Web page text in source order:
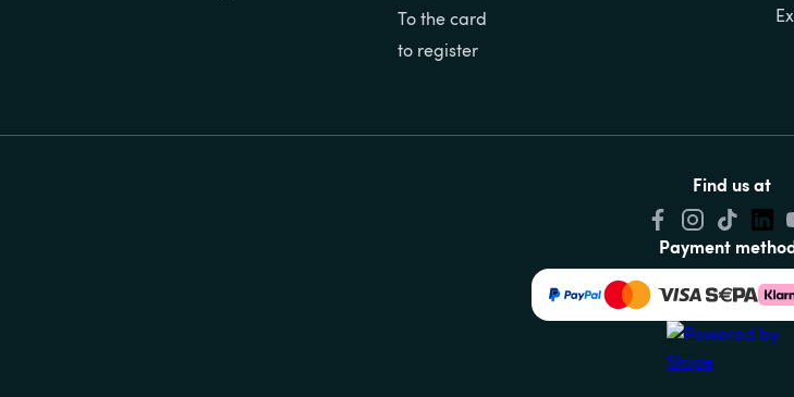
To the card
to register
Find us at
Payment